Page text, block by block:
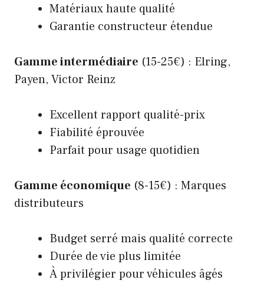
Matériaux haute qualité
Garantie constructeur étendue
Gamme intermédiaire (15-25€) : Elring,
Payen, Victor Reinz
Excellent rapport qualité-prix
Fiabilité éprouvée
Parfait pour usage quotidien
Gamme économique (8-15€) : Marques
distributeurs
Budget serré mais qualité correcte
Durée de vie plus limitée
À privilégier pour véhicules âgés